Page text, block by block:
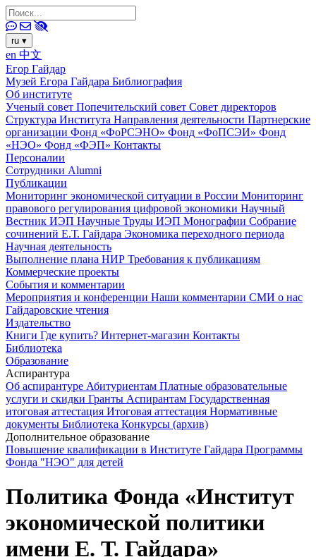
ru ▾
en 中文
Егор Гайдар
Музей Егора Гайдара Библиография
Об институте
Ученый совет Попечительский совет Совет директоров
Структура Института Направления деятельности Партнерские
организации Фонд «ФоРСЭНО» Фонд «ФоПСЭИ» Фонд
«НЭО» Фонд «ФЭП» Контакты
Персоналии
Сотрудники Alumni
Публикации
Мониторинг экономической ситуации в России Мониторинг
правового регулирования цифровой экономики Научный
Вестник ИЭП Научные Труды ИЭП Монографии Собрание
сочинений Е.Т. Гайдара Экономика переходного периода
Научная деятельность
Выполнение плана НИР Требования к публикациям
Коммерческие проекты
События и комментарии
Мероприятия и конференции Наши комментарии СМИ о нас
Гайдаровские чтения
Издательство
Книги Где купить? Интернет-магазин Контакты
Библиотека
Образование
Аспирантура
Об аспирантуре Абитуриентам Платные образовательные
услуги и скидки Гранты Аспирантам Государственная
итоговая аттестация Итоговая аттестация Нормативные
документы Библиотека Конкурсы (архив)
Дополнительное образование
Повышение квалификации в Институте Гайдара Программы
Фонда "НЭО" для детей
Политика Фонда «Институт
экономической политики
имени Е. Т. Гайдара»